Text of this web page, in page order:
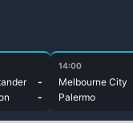
-
-
14:00
Melbourne City
Palermo